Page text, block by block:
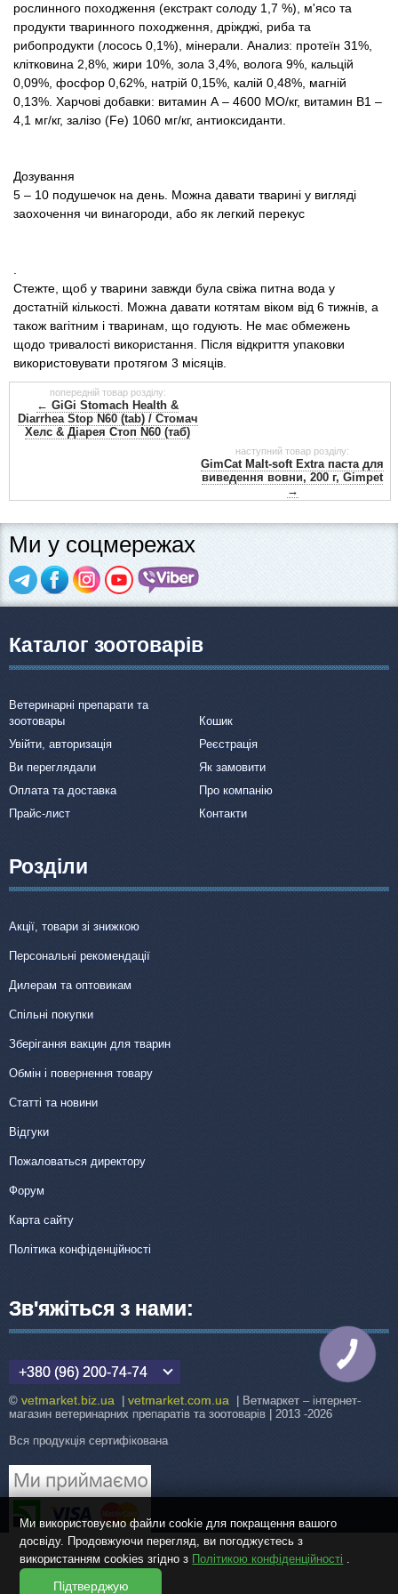
рослинного походження (екстракт солоду 1,7 %), м'ясо та
продукти тваринного походження, дріжджі, риба та
рибопродукти (лосось 0,1%), мінерали. Анализ: протеїн 31%,
клітковина 2,8%, жири 10%, зола 3,4%, волога 9%, кальцій
0,09%, фосфор 0,62%, натрій 0,15%, калій 0,48%, магній
0,13%. Харчові добавки: витамин А – 4600 МО/кг, витамин В1 –
4,1 мг/кг, залізо (Fe) 1060 мг/кг, антиоксиданти.
Дозування
5 – 10 подушечок на день. Можна давати тварині у вигляді
заохочення чи винагороди, або як легкий перекус
Стежте, щоб у тварини завжди була свіжа питна вода у
достатній кількості. Можна давати котятам віком від 6 тижнів, а
також вагітним і тваринам, що годують. Не має обмежень
щодо тривалості використання. Після відкриття упаковки
використовувати протягом 3 місяців.
попередній товар розділу:
← GiGi Stomach Health &
Diarrhea Stop N60 (tab) / Стомач
Хелс & Діарея Стоп N60 (таб)
наступний товар розділу:
GimCat Malt-soft Extra паста для
виведення вовни, 200 г, Gimpet
→
Ми у соцмережах
Каталог зоотоварів
Ветеринарні препарати та
зоотовары
Кошик
Увійти, авторизація
Реєстрація
Ви переглядали
Як замовити
Оплата та доставка
Про компанію
Прайс-лист
Контакти
Розділи
Акції, товари зі знижкою
Персональні рекомендації
Дилерам та оптовикам
Спільні покупки
Зберігання вакцин для тварин
Обмін і повернення товару
Статті та новини
Відгуки
Пожаловаться директору
Форум
Карта сайту
Політика конфіденційності
Зв'яжіться з нами:
+380 (96) 200-74-74
© vetmarket.biz.ua vetmarket.com.ua | Ветмаркет – інтернет-
магазин ветеринарних препаратів та зоотоварів | 2013 -2026
Вся продукція сертифікована
Ми використовуємо файли cookie для покращення вашого
досвіду. Продовжуючи перегляд, ви погоджуєтесь з
використанням cookies згідно з Політикою конфіденційності .
Підтверджую
КНОПКА
ЗВ'ЯЗКУ